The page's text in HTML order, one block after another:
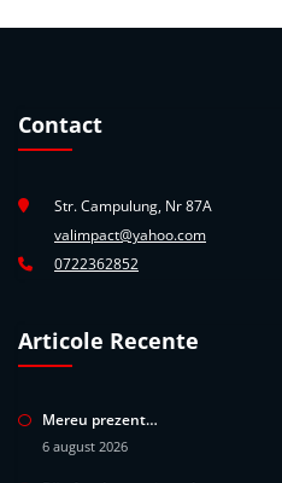
Contact
Str. Campulung, Nr 87A
valimpact@yahoo.com
0722362852
Articole Recente
Mereu prezent…
6 august 2026